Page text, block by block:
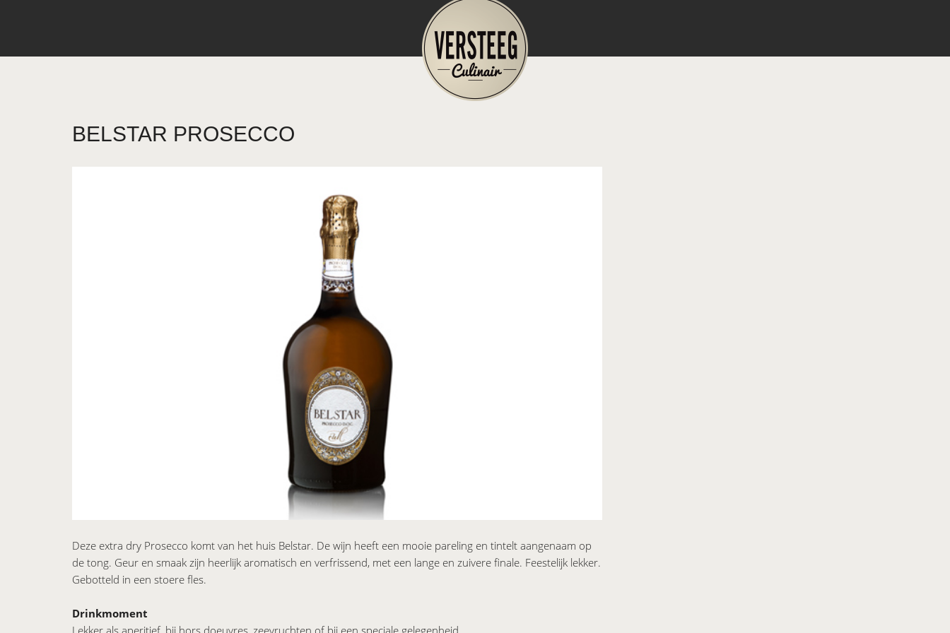
BELSTAR PROSECCO
Deze extra dry Prosecco komt van het huis Belstar. De wijn heeft een mooie pareling en tintelt aangenaam op
de tong. Geur en smaak zijn heerlijk aromatisch en verfrissend, met een lange en zuivere finale. Feestelijk lekker.
Gebotteld in een stoere fles.
Drinkmoment
​Lekker als aperitief, bij hors doeuvres, zeevruchten of bij een speciale gelegenheid.